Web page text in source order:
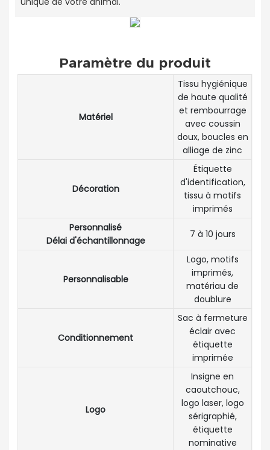
Paramètre du produit
Matériel
Tissu hygiénique
de haute qualité
et rembourrage
avec coussin
doux, boucles en
alliage de zinc
Décoration
Étiquette
d'identification,
tissu à motifs
imprimés
Personnalisé
Délai d'échantillonnage
7 à 10 jours
Personnalisable
Logo, motifs
imprimés,
matériau de
doublure
Conditionnement
Sac à fermeture
éclair avec
étiquette
imprimée
Logo
Insigne en
caoutchouc,
logo laser, logo
sérigraphié,
étiquette
nominative